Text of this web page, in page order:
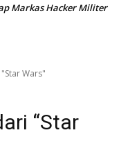
Markas Hacker Militer